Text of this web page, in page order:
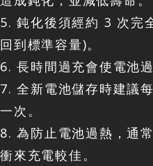
5. 鈍化後須經約 3 次完
回到標準容量)。
6. 長時間過充會使電池
7. 全新電池儲存時建議
一次。
8. 為防止電池過熱，通
衝來充電較佳。